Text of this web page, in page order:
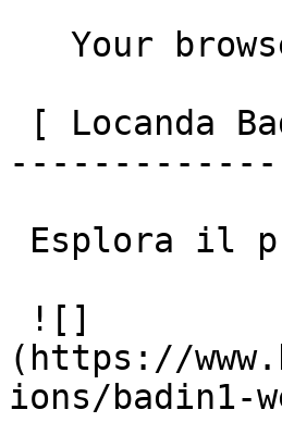
(https://
ions/badin1-